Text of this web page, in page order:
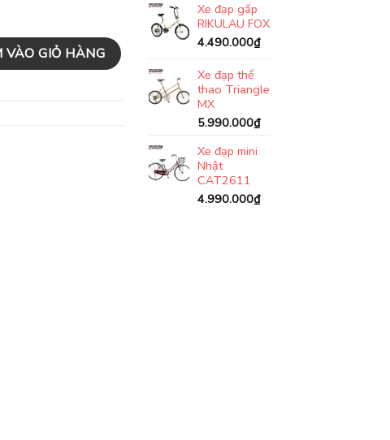
LITE - San Hô Đỏ số lượng
VÀO GIỎ HÀNG
Xe đạp gấp
RIKULAU FOX
4.490.000₫
Xe đạp thể
thao Triangle
MX
5.990.000₫
Xe đạp mini
Nhật
CAT2611
4.990.000₫